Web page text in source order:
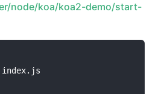
node/koa/koa2-demo/start-